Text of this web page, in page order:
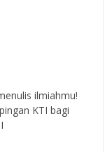
ilmiahmu!
KTI bagi